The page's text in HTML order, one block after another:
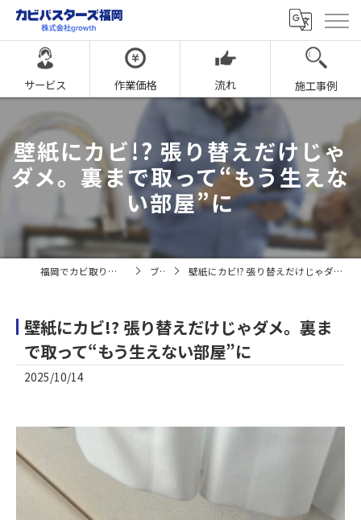
サービス 作業価格 流れ 施工事例
壁紙にカビ!? 張り替えだけじゃ
ダメ。裏まで取って“もう生えな
い部屋”に
福岡でカビ取りならカビバスターズ福岡 ブログ 壁紙にカビ!? 張り替えだけじゃダメ。裏まで取って“もう生えない部屋”に
壁紙にカビ!? 張り替えだけじゃダメ。裏ま
で取って“もう生えない部屋”に
2025/10/14